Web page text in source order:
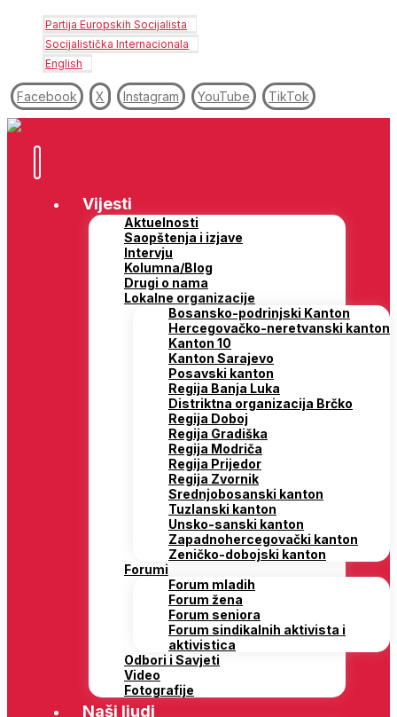
Partija Europskih Socijalista
Socijalistička Internacionala
English
Facebook X Instagram YouTube TikTok
Vijesti
Aktuelnosti
Saopštenja i izjave
Intervju
Kolumna/Blog
Drugi o nama
Lokalne organizacije
Bosansko-podrinjski Kanton
Hercegovačko-neretvanski kanton
Kanton 10
Kanton Sarajevo
Posavski kanton
Regija Banja Luka
Distriktna organizacija Brčko
Regija Doboj
Regija Gradiška
Regija Modriča
Regija Prijedor
Regija Zvornik
Srednjobosanski kanton
Tuzlanski kanton
Unsko-sanski kanton
Zapadnohercegovački kanton
Zeničko-dobojski kanton
Forumi
Forum mladih
Forum žena
Forum seniora
Forum sindikalnih aktivista i
aktivistica
Odbori i Savjeti
Video
Fotografije
Naši ljudi